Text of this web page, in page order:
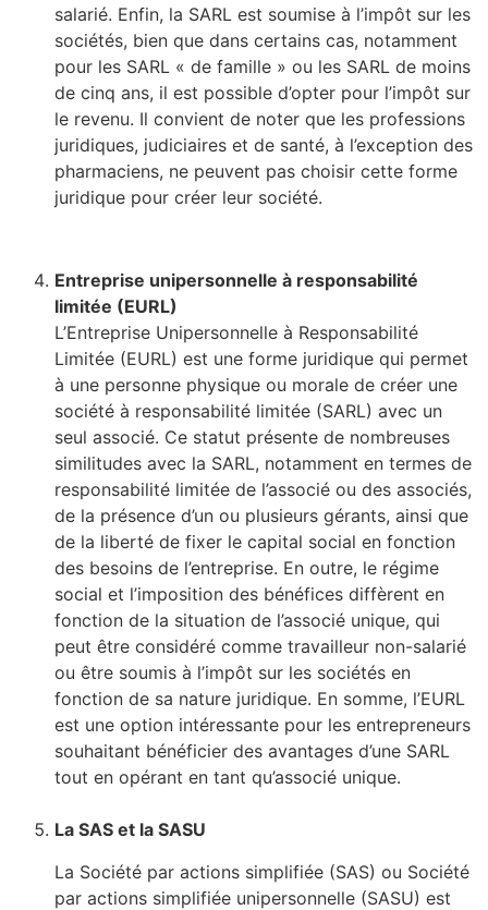
salarié. Enfin, la SARL est soumise à l’impôt sur les
sociétés, bien que dans certains cas, notamment
pour les SARL « de famille » ou les SARL de moins
de cinq ans, il est possible d’opter pour l’impôt sur
le revenu. Il convient de noter que les professions
juridiques, judiciaires et de santé, à l’exception des
pharmaciens, ne peuvent pas choisir cette forme
juridique pour créer leur société.
Entreprise unipersonnelle à responsabilité
limitée (EURL)
L’Entreprise Unipersonnelle à Responsabilité
Limitée (EURL) est une forme juridique qui permet
à une personne physique ou morale de créer une
société à responsabilité limitée (SARL) avec un
seul associé. Ce statut présente de nombreuses
similitudes avec la SARL, notamment en termes de
responsabilité limitée de l’associé ou des associés,
de la présence d’un ou plusieurs gérants, ainsi que
de la liberté de fixer le capital social en fonction
des besoins de l’entreprise. En outre, le régime
social et l’imposition des bénéfices diffèrent en
fonction de la situation de l’associé unique, qui
peut être considéré comme travailleur non-salarié
ou être soumis à l’impôt sur les sociétés en
fonction de sa nature juridique. En somme, l’EURL
est une option intéressante pour les entrepreneurs
souhaitant bénéficier des avantages d’une SARL
tout en opérant en tant qu’associé unique.
La SAS et la SASU
La Société par actions simplifiée (SAS) ou Société
par actions simplifiée unipersonnelle (SASU) est